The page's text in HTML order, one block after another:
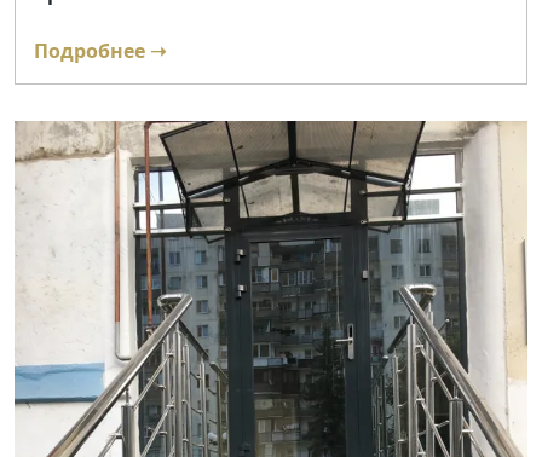
Подробнее ➝